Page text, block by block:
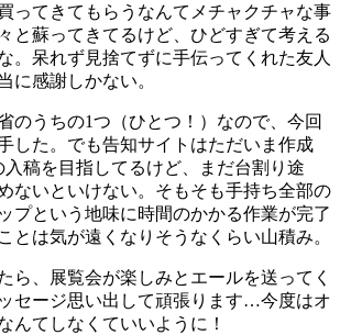
ってきてもらうなんてメチャクチャな事
と蘇ってきてるけど、ひどすぎて考える
。呆れず見捨てずに手伝ってくれた友人
に感謝しかない。
のうちの1つ（ひとつ！）なので、今回
した。でも告知サイトはただいま作成
稿を目指してるけど、まだ台割り途
ないといけない。そもそも手持ち全部の
プという地味に時間のかかる作業が完了
とは気が遠くなりそうなくらい山積み。
ら、展覧会が楽しみとエールを送ってく
セージ思い出して頑張ります…今度はオ
んてしなくていいように！